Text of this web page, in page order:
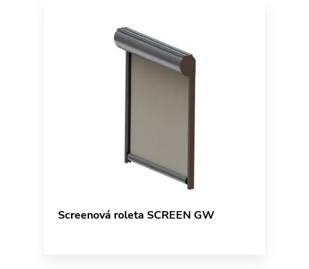
Screenová roleta SCREEN GW